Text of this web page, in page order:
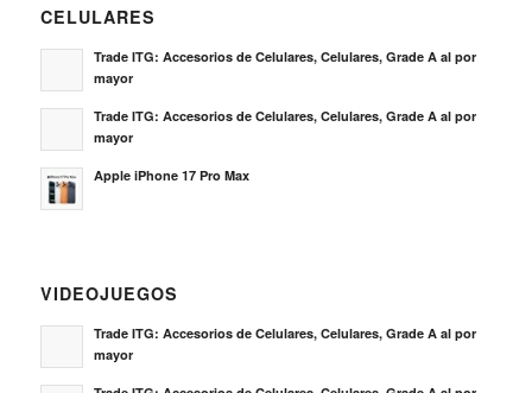
CELULARES
Trade ITG: Accesorios de Celulares, Celulares, Grade A al por
mayor
Trade ITG: Accesorios de Celulares, Celulares, Grade A al por
mayor
Apple iPhone 17 Pro Max
VIDEOJUEGOS
Trade ITG: Accesorios de Celulares, Celulares, Grade A al por
mayor